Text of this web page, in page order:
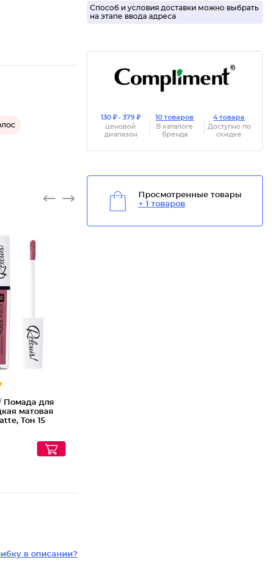
Помада для
матовая
Тон 15
в описании?
Способ и условия доставки можно выбрать
на этапе ввода адреса
130 ₽ - 379 ₽
ценовой
диапазон
10 товаров
В каталоге
бренда
4 товара
Доступно по
скидке
Просмотренные товары
+ 1 товаров